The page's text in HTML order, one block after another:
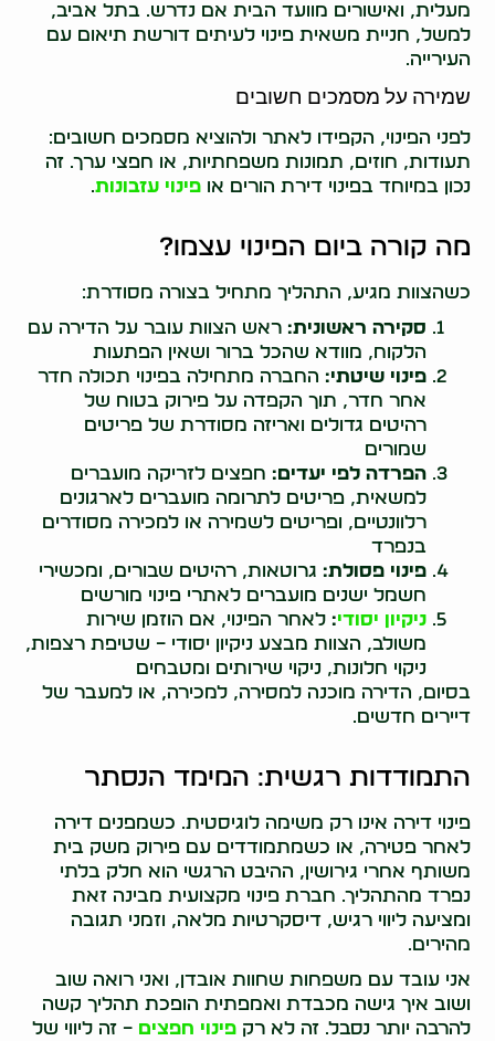
מעלית, ואישורים מוועד הבית אם נדרש. בתל אביב,
למשל, חניית משאית פינוי לעיתים דורשת תיאום עם
העירייה.
שמירה על מסמכים חשובים
לפני הפינוי, הקפידו לאתר ולהוציא מסמכים חשובים:
תעודות, חוזים, תמונות משפחתיות, או חפצי ערך. זה
נכון במיוחד בפינוי דירת הורים אופינוי עזבונות.
מה קורה ביום הפינוי עצמו?
כשהצוות מגיע, התהליך מתחיל בצורה מסודרת:
סקירה ראשונית: ראש הצוות עובר על הדירה עם
הלקוח, מוודא שהכל ברור ושאין הפתעות
פינוי שיטתי: החברה מתחילה בפינוי תכולה חדר
אחר חדר, תוך הקפדה על פירוק בטוח של
רהיטים גדולים ואריזה מסודרת של פריטים
שמורים
הפרדה לפי יעדים: חפצים לזריקה מועברים
למשאית, פריטים לתרומה מועברים לארגונים
רלוונטיים, ופריטים לשמירה או למכירה מסודרים
בנפרד
פינוי פסולת: גרוטאות, רהיטים שבורים, ומכשירי
חשמל ישנים מועברים לאתרי פינוי מורשים
ניקיון יסודי: לאחר הפינוי, אם הוזמן שירות
משולב, הצוות מבצע ניקיון יסודי – שטיפת רצפות,
ניקוי חלונות, ניקוי שירותים ומטבחים
בסיום, הדירה מוכנה למסירה, למכירה, או למעבר של
דיירים חדשים.
התמודדות רגשית: המימד הנסתר
פינוי דירה אינו רק משימה לוגיסטית. כשמפנים דירה
לאחר פטירה, או כשמתמודדים עם פירוק משק בית
משותף אחרי גירושין, ההיבט הרגשי הוא חלק בלתי
נפרד מהתהליך. חברת פינוי מקצועית מבינה זאת
ומציעה ליווי רגיש, דיסקרטיות מלאה, וזמני תגובה
מהירים.
אני עובד עם משפחות שחוות אובדן, ואני רואה שוב
ושוב איך גישה מכבדת ואמפתית הופכת תהליך קשה
להרבה יותר נסבל. זה לא רקפינוי חפצים – זה ליווי של